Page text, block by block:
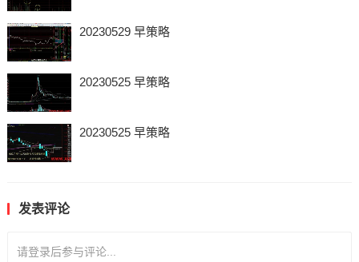
20230529 早策略
20230525 早策略
20230525 早策略
发表评论
请登录后参与评论...